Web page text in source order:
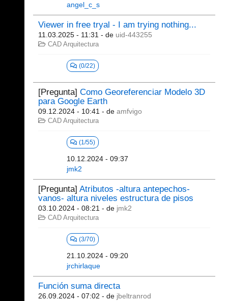
angel_c_s
Viewer in free tryal - I am trying nothing...
11.03.2025 - 11:31 - de uid-443255
CAD Arquitectura
(0/22)
[Pregunta] Como Georeferenciar Modelo 3D
para Google Earth
09.12.2024 - 10:41 - de amfvigo
CAD Arquitectura
(1/55)
10.12.2024 - 09:37
jmk2
[Pregunta] Atributos -altura antepechos-
vanos- altura niveles estructura de pisos
03.10.2024 - 08:21 - de jmk2
CAD Arquitectura
(3/70)
21.10.2024 - 09:20
jrchirlaque
Función suma directa
26.09.2024 - 07:02 - de jbeltranrod